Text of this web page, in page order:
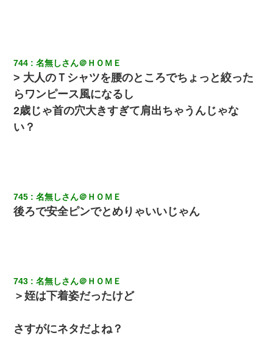
【驚愕】私「今まで育てた分のお金返してね(冗談)」息子「はい、
3000万円」→数年後。私「妹が病気になったから援助して欲し
い」→
22歳の頃、父に36歳の男性とお見合いをしてくれと頼まれた。父
の親会社の経営者の息子さんだったので、父も喜んで私の写真を
送ったんだが→
妊娠中に「おいこのブタ女！てめー席譲れ！」と絡まれ腹を殴る
【考察】兄嫁急死の1年後、兄が引越すというので手伝いに行った
744 名無しさん＠ＨＯＭＥ
> 大人のＴシャツを腰のところでちょっと絞った
らワンピース風になるし
2歳じゃ首の穴大きすぎて肩出ちゃうんじゃな
い？
745 名無しさん＠ＨＯＭＥ
後ろで安全ピンでとめりゃいいじゃん
743 名無しさん＠ＨＯＭＥ
＞姪は下着姿だったけど
さすがにネタだよね？